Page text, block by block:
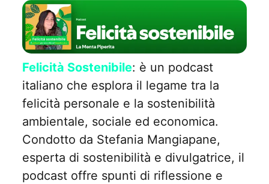
Felicità Sostenibile: è un podcast
italiano che esplora il legame tra la
felicità personale e la sostenibilità
ambientale, sociale ed economica.
Condotto da Stefania Mangiapane,
esperta di sostenibilità e divulgatrice, il
podcast offre spunti di riflessione e